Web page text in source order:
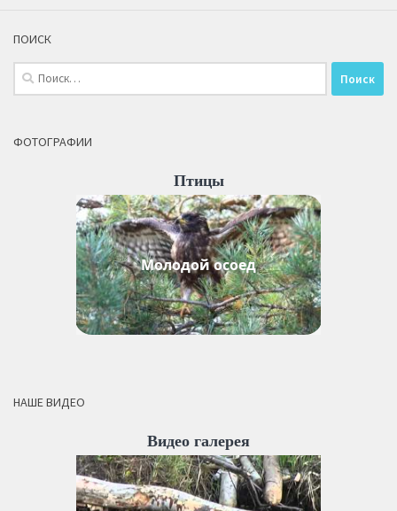
ПОИСК
Найти:
ФОТОГРАФИИ
Птицы
Молодой осоед
НАШЕ ВИДЕО
Видео галерея